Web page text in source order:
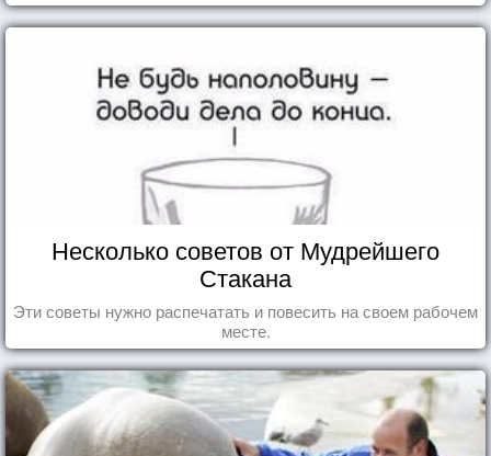
Несколько советов от Мудрейшего
Стакана
Эти советы нужно распечатать и повесить на своем рабочем
месте.